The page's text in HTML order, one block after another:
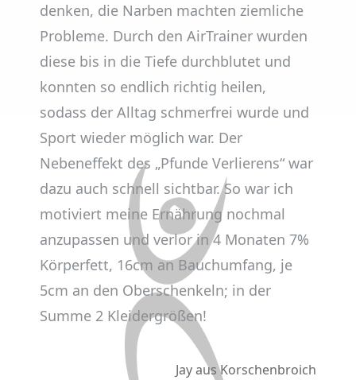
denken, die Narben machten ziemliche
Probleme. Durch den AirTrainer wurden
diese bis in die Tiefe durchblutet und
konnten so endlich richtig heilen,
sodass der Alltag schmerfrei wurde und
Sport wieder möglich war. Der
Nebeneffekt des „Pfunde Verlierens“ war
dazu auch schnell sichtbar. So war ich
motiviert meine Ernährung nochmal
anzupassen und verlor in 4 Monaten 7%
Körperfett, 16cm an Bauchumfang, je
5cm an den Oberschenkeln; in der
Summe 2 Kleidergrößen!
Jay aus Korschenbroich